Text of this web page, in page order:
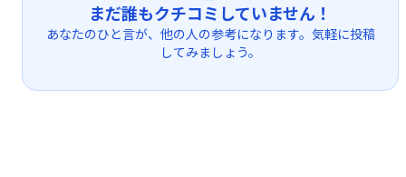
まだ誰もクチコミしていません！
あなたのひと言が、他の人の参考になります。気軽に投稿
してみましょう。